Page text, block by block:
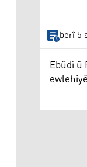
berî 5
Ebûdî